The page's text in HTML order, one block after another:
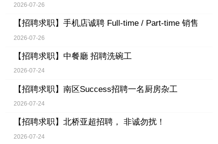
2026-07-26
【招聘求职】 手机店诚聘 Full-time / Part-time 销售
2026-07-26
【招聘求职】 中餐廳 招聘洗碗工
2026-07-24
【招聘求职】 南区Success招聘一名厨房杂工
2026-07-24
【招聘求职】 北桥亚超招聘， 非诚勿扰！
2026-07-24